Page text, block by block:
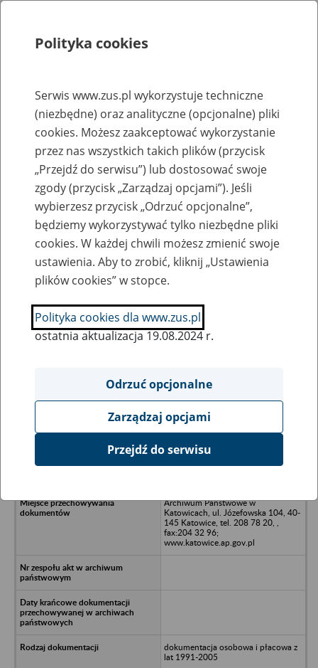
Rejestry, ewidencje i archiwa
Baza zlikwidowanych lub
przekształconych zakładów pracy
Nazwa zakładu pracy:
SZUKAJ
Ukryj wszystkie pozycje bazy
Przedsiębiorstwo "Komtechmat" sp. z
Archiwum Państwowe w
Katowicach, ul. Józefowska 104, 40-
145 Katowice, tel. 208 78 20, ,
fax:204 32 96;
www.katowice.ap.gov.pl
dokumentacja osobowa i płacowa z
lat 1991-2005
Polityka cookies
Serwis www.zus.pl wykorzystuje techniczne
(niezbędne) oraz analityczne (opcjonalne) pliki
cookies. Możesz zaakceptować wykorzystanie
przez nas wszystkich takich plików (przycisk
„Przejdź do serwisu”) lub dostosować swoje
zgody (przycisk „Zarządzaj opcjami”). Jeśli
wybierzesz przycisk „Odrzuć opcjonalne”,
będziemy wykorzystywać tylko niezbędne pliki
cookies. W każdej chwili możesz zmienić swoje
ustawienia. Aby to zrobić, kliknij „Ustawienia
plików cookies” w stopce.
Polityka cookies dla www.zus.pl
ostatnia aktualizacja 19.08.2024 r.
Odrzuć opcjonalne
Zarządzaj opcjami
Przejdź do serwisu